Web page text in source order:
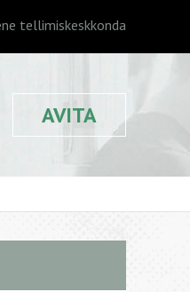
tellimiskeskkonda
AVITA